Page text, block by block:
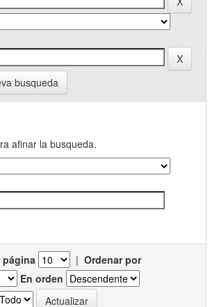
busqueda
afinar la busqueda.
página | Ordenar por
En orden